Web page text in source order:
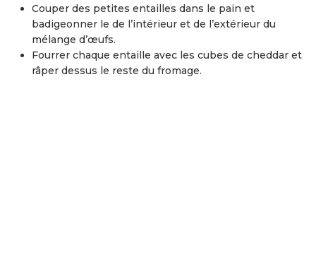
Couper des petites entailles dans le pain et
badigeonner le de l’intérieur et de l’extérieur du
mélange d’œufs.
Fourrer chaque entaille avec les cubes de cheddar et
râper dessus le reste du fromage.